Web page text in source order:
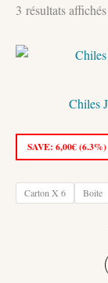
3 résultats affichés
Chiles
SAVE: 6,00€(6.3%)
Carton X 6 Boite